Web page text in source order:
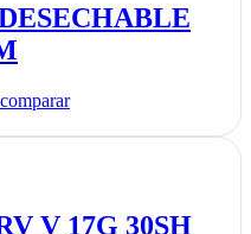
V 17G 30SH